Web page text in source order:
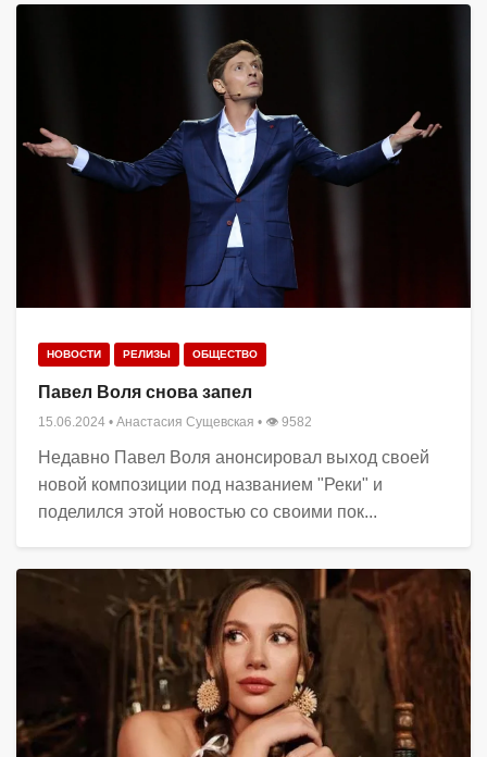
НОВОСТИ РЕЛИЗЫ ОБЩЕСТВО
Павел Воля снова запел
15.06.2024 • Анастасия Сущевская • 👁 9582
Недавно Павел Воля анонсировал выход своей
новой композиции под названием "Реки" и
поделился этой новостью со своими пок...